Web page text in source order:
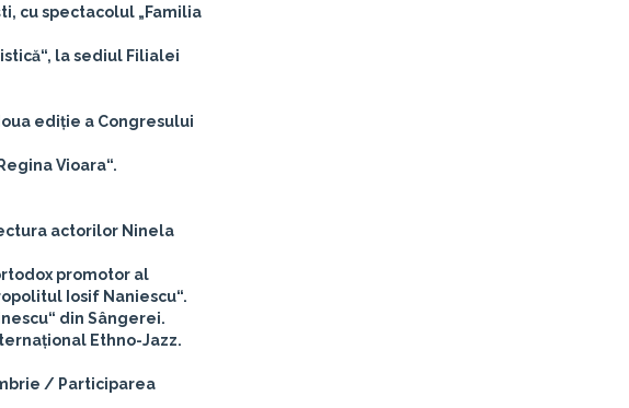
cu spectacolul „Familia
la sediul Filialei
ediție a Congresului
Vioara“.
actorilor Ninela
promotor al
Iosif Naniescu“.
din Sângerei.
Ethno-Jazz.
/ Participarea